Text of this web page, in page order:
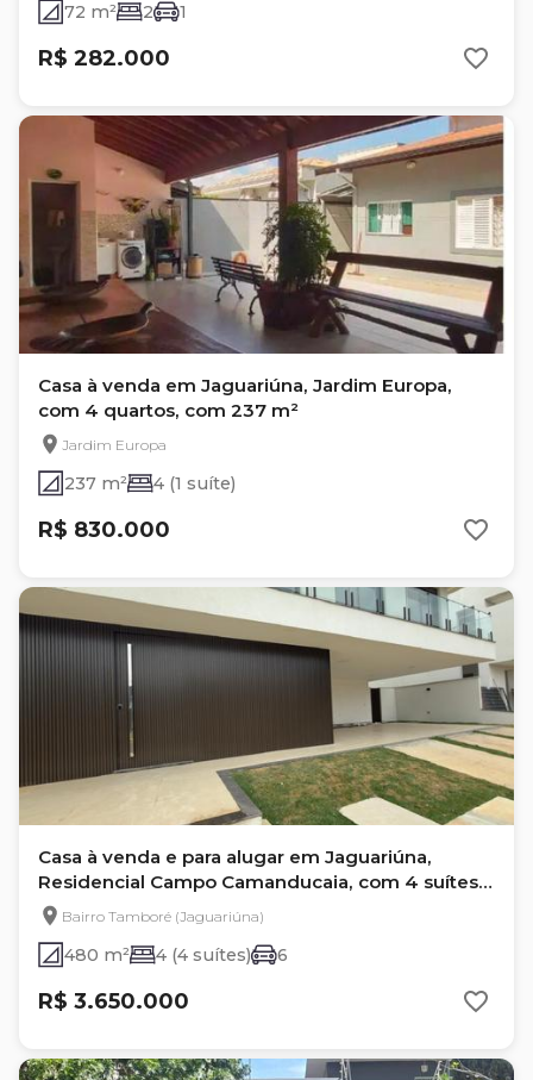
72 m² 2 1
R$ 282.000
Casa à venda em Jaguariúna, Jardim Europa,
com 4 quartos, com 237 m²
Jardim Europa
237 m² 4 (1 suíte)
R$ 830.000
Casa à venda e para alugar em Jaguariúna,
Residencial Campo Camanducaia, com 4 suítes,
com 480 m²
Bairro Tamboré (Jaguariúna)
480 m² 4 (4 suítes) 6
R$ 3.650.000